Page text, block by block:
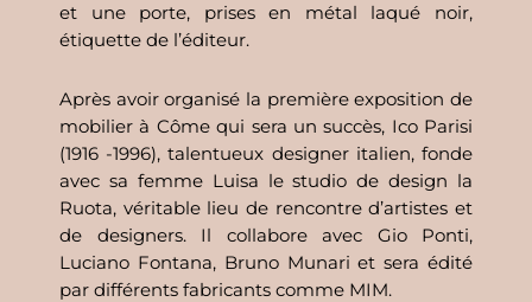
et une porte, prises en métal laqué noir,
étiquette de l’éditeur.
Après avoir organisé la première exposition de
mobilier à Côme qui sera un succès, Ico Parisi
(1916 -1996), talentueux designer italien, fonde
avec sa femme Luisa le studio de design la
Ruota, véritable lieu de rencontre d’artistes et
de designers. Il collabore avec Gio Ponti,
Luciano Fontana, Bruno Munari et sera édité
par différents fabricants comme MIM.